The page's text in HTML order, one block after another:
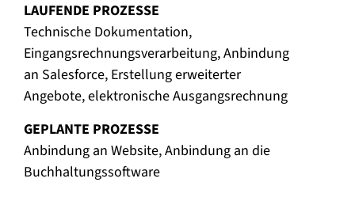
LAUFENDE PROZESSE
Technische Dokumentation,
Eingangsrechnungsverarbeitung, Anbindung
an Salesforce, Erstellung erweiterter
Angebote, elektronische Ausgangsrechnung
GEPLANTE PROZESSE
Anbindung an Website, Anbindung an die
Buchhaltungssoftware